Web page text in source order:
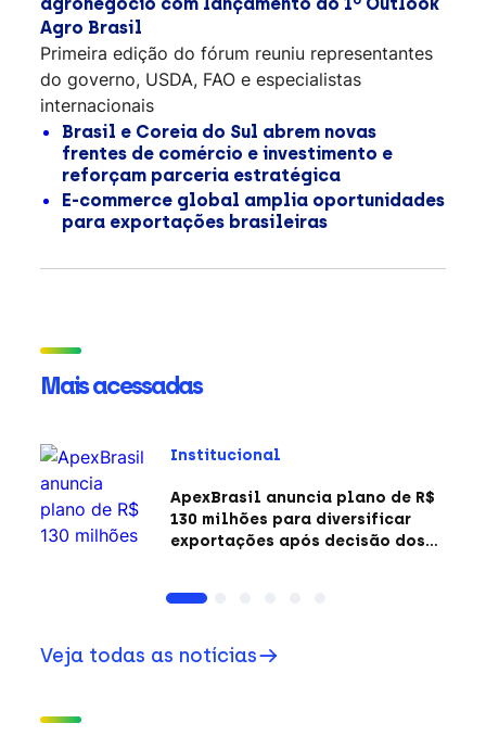
Agro Brasil
Primeira edição do fórum reuniu representantes
do governo, USDA, FAO e especialistas
internacionais
Brasil e Coreia do Sul abrem novas
frentes de comércio e investimento e
reforçam parceria estratégica
E-commerce global amplia oportunidades
para exportações brasileiras
Mais acessadas
Institucional
ApexBrasil anuncia plano de R$
130 milhões para diversificar
exportações após decisão dos
Veja todas as notícias